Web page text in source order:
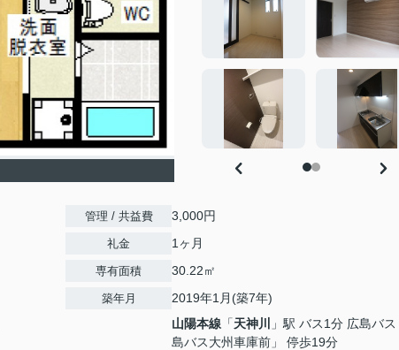
管理 / 共益費 3,000円
礼金 1ヶ月
専有面積 30.22㎡
築年月 2019年1月(築7年)
山陽本線 「天神川
」駅 バス1分 広島バ
島バス大州車庫前」 停歩19分